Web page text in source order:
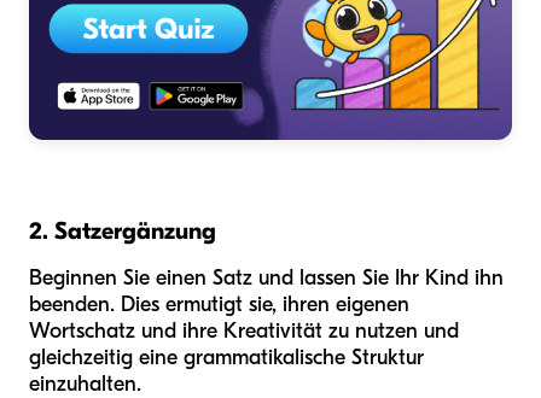
2. Satzergänzung
Beginnen Sie einen Satz und lassen Sie Ihr Kind ihn
beenden. Dies ermutigt sie, ihren eigenen
Wortschatz und ihre Kreativität zu nutzen und
gleichzeitig eine grammatikalische Struktur
einzuhalten.